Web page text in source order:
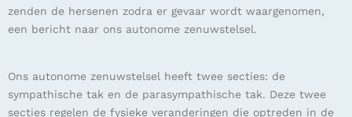
zenden de hersenen zodra er gevaar wordt waargenomen,
een bericht naar ons autonome zenuwstelsel.
Ons autonome zenuwstelsel heeft twee secties: de
sympathische tak en de parasympathische tak. Deze twee
secties regelen de fysieke veranderingen die optreden in de